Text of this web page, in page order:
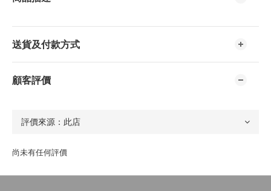
送貨及付款方式
顧客評價
尚未有任何評價